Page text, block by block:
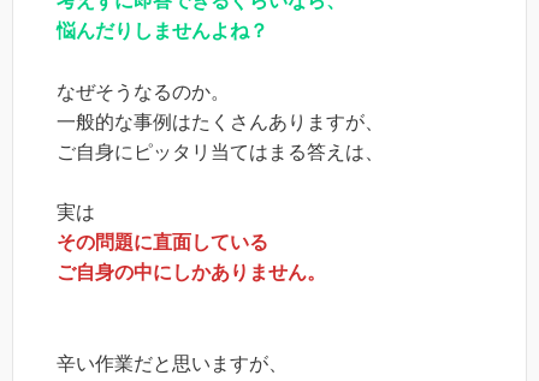
悩んだりしませんよね？
なぜそうなるのか。
一般的な事例はたくさんありますが、
ご自身にピッタリ当てはまる答えは、
実は
その問題に直面している
ご自身の中にしかありません。
辛い作業だと思いますが、